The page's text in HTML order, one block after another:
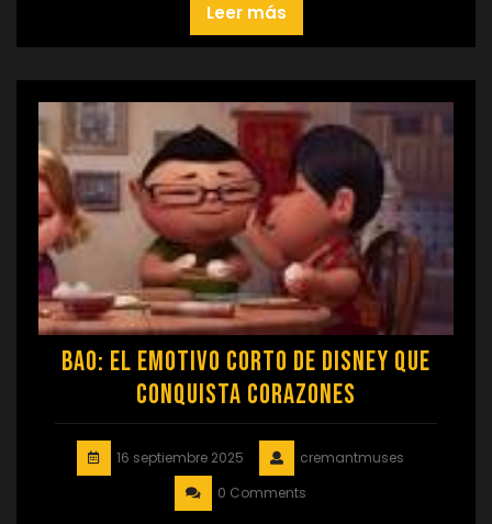
Leer más
Bao: El Emotivo Corto de Disney que
Conquista Corazones
16 septiembre 2025
cremantmuses
0 Comments